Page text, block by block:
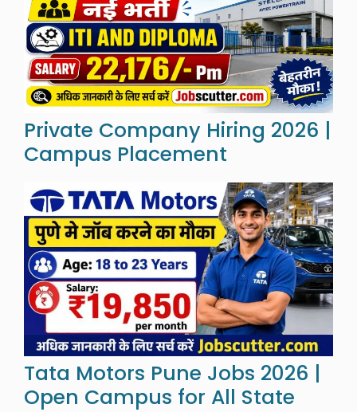
Private Company Hiring 2026 |
Campus Placement
Tata Motors Pune Jobs 2026 |
Open Campus for All State